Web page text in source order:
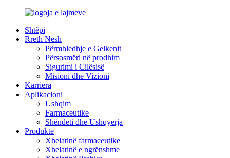
Shtëpi
Rreth Nesh
Përmbledhje e Gelkenit
Përsosmëri në prodhim
Sigurimi i Cilësisë
Misioni dhe Vizioni
Karriera
Aplikacioni
Ushqim
Farmaceutike
Shëndeti dhe Ushqyerja
Produkte
Xhelatinë farmaceutike
Xhelatinë e ngrënshme